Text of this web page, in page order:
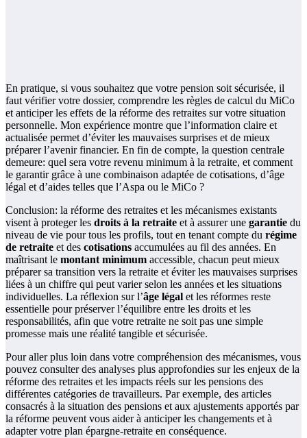
En pratique, si vous souhaitez que votre pension soit sécurisée, il
faut vérifier votre dossier, comprendre les règles de calcul du MiCo
et anticiper les effets de la réforme des retraites sur votre situation
personnelle. Mon expérience montre que l’information claire et
actualisée permet d’éviter les mauvaises surprises et de mieux
préparer l’avenir financier. En fin de compte, la question centrale
demeure: quel sera votre revenu minimum à la retraite, et comment
le garantir grâce à une combinaison adaptée de cotisations, d’âge
légal et d’aides telles que l’Aspa ou le MiCo ?
Conclusion: la réforme des retraites et les mécanismes existants
visent à proteger les droits à la retraite et à assurer une garantie du
niveau de vie pour tous les profils, tout en tenant compte du régime
de retraite et des cotisations accumulées au fil des années. En
maîtrisant le montant minimum accessible, chacun peut mieux
préparer sa transition vers la retraite et éviter les mauvaises surprises
liées à un chiffre qui peut varier selon les années et les situations
individuelles. La réflexion sur l’âge légal et les réformes reste
essentielle pour préserver l’équilibre entre les droits et les
responsabilités, afin que votre retraite ne soit pas une simple
promesse mais une réalité tangible et sécurisée.
Pour aller plus loin dans votre compréhension des mécanismes, vous
pouvez consulter des analyses plus approfondies sur les enjeux de la
réforme des retraites et les impacts réels sur les pensions des
différentes catégories de travailleurs. Par exemple, des articles
consacrés à la situation des pensions et aux ajustements apportés par
la réforme peuvent vous aider à anticiper les changements et à
adapter votre plan épargne-retraite en conséquence.